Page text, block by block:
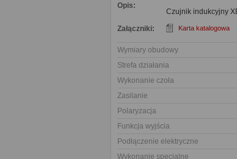
Opis:
Czujnik indukcyjny
Załączniki:
Karta katalogowa
Wymiary obudowy
Strefa działania
Wykonanie czoła
Zasilanie
Polaryzacja
Funkcja wyjścia
Podłączenie elektryczne
Wykonanie specjalne